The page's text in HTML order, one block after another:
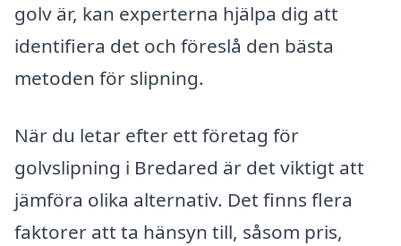
golv är, kan experterna hjälpa dig att
identifiera det och föreslå den bästa
metoden för slipning.
När du letar efter ett företag för
golvslipning i Bredared är det viktigt att
jämföra olika alternativ. Det finns flera
faktorer att ta hänsyn till, såsom pris,